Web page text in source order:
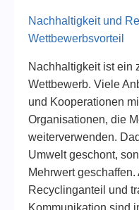
Nachhaltigkeit und
Wettbewerbsvorteil
Nachhaltigkeit ist ein
Wettbewerb. Viele
und Kooperationen
Organisationen, die
weiterverwenden.
Umwelt geschont,
Mehrwert
Recyclinganteil und
Kommunikation sind